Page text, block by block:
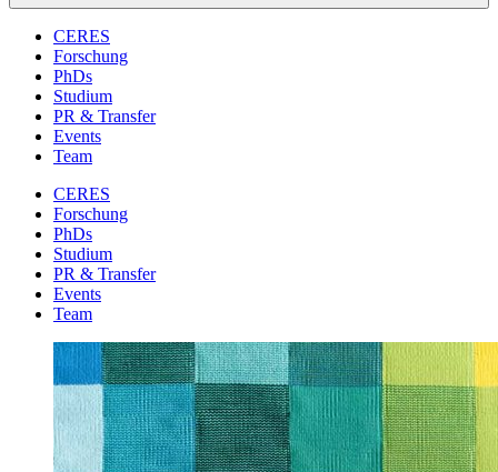
CERES
Forschung
PhDs
Studium
PR & Transfer
Events
Team
CERES
Forschung
PhDs
Studium
PR & Transfer
Events
Team